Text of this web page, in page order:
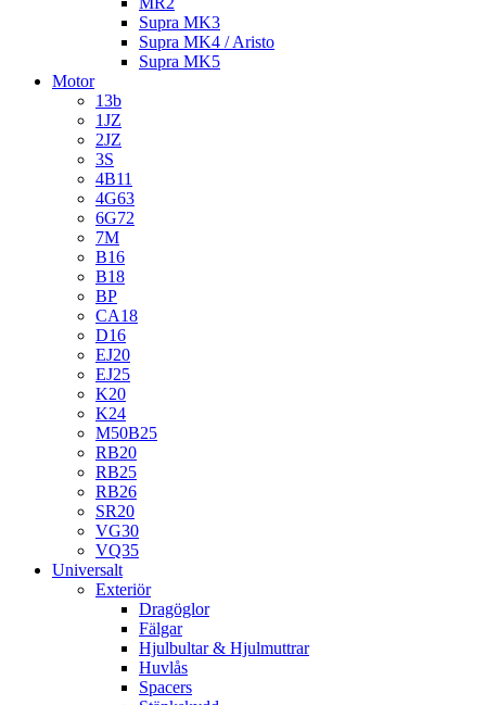
Supra MK3
Supra MK4 / Aristo
Supra MK5
Motor
13b
1JZ
2JZ
3S
4B11
4G63
6G72
7M
B16
B18
BP
CA18
D16
EJ20
EJ25
K20
K24
M50B25
RB20
RB25
RB26
SR20
VG30
VQ35
Universalt
Exteriör
Dragöglor
Fälgar
Hjulbultar & Hjulmuttrar
Huvlås
Spacers